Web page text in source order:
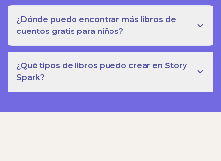
¿Dónde puedo encontrar más libros de
cuentos gratis para niños?
¿Qué tipos de libros puedo crear en Story
Spark?